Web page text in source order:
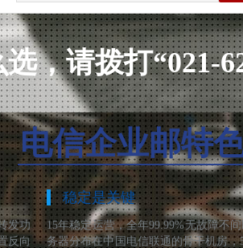
，请拨打“021-
电信企业邮特
发功
反向
稳定是关键
15年稳定运营，全年99.99%无故障不
务器分布在中国电信联通的骨干机房，